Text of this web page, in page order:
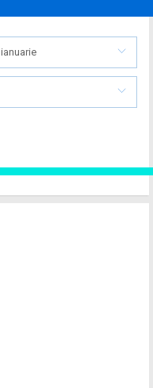
ianuarie